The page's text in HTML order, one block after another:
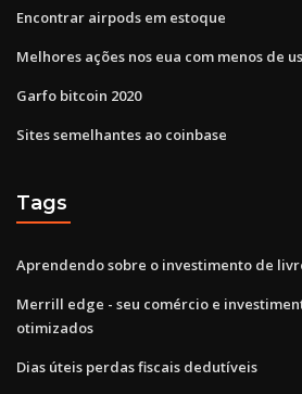
Encontrar airpods em estoque
Melhores ações nos eua com menos de
Garfo bitcoin 2020
Sites semelhantes ao coinbase
Tags
Aprendendo sobre o investimento de
Merrill edge - seu comércio e
otimizados
Dias úteis perdas fiscais dedutíveis